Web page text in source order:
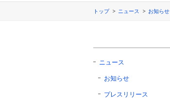
トップ ニュース お知らせ
ニュース
お知らせ
プレスリリース